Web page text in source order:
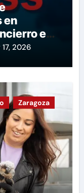
en
en
2026
Zaragoza